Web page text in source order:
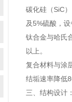
碳化硅（SiC
及5%硫酸，
钛合金与哈氏
以上。
复合材料与涂
结垢速率降低
三、结构设计